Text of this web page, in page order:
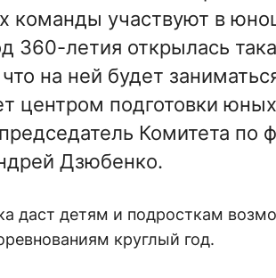
команды участвуют в
360-летия открылась
на ней будет
центром подготовки
Комитета по
Дзюбенко.
даст детям и подросткам
круглый год.